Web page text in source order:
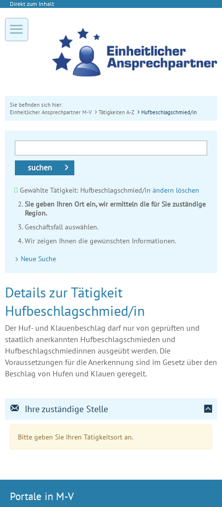
Direkt zum Inhalt
Sie befinden sich hier:
Einheitlicher Ansprechpartner M-V
Tätigkeiten A-Z Hufbeschlagschmied/in
suchen
Gewählte Tätigkeit: Hufbeschlagschmied/in ändern löschen
Sie geben Ihren Ort ein, wir ermitteln die für Sie zuständige
Region.
Geschäftsfall auswählen.
Wir zeigen Ihnen die gewünschten Informationen.
Neue Suche
Details zur Tätigkeit
Hufbeschlagschmied/in
Der Huf- und Klauenbeschlag darf nur von geprüften und
staatlich anerkannten Hufbeschlagschmieden und
Hufbeschlagschmiedinnen ausgeübt werden. Die
Voraussetzungen für die Anerkennung sind im Gesetz über den
Beschlag von Hufen und Klauen geregelt.
Ihre zuständige Stelle
Bitte geben Sie Ihren Tätigkeitsort an.
Portale in M-V